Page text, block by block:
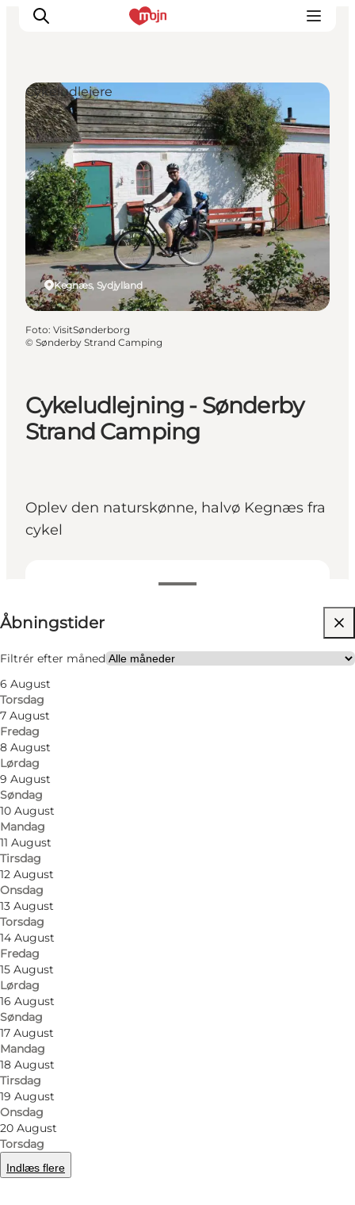
Oplevelser
Byer & Steder
Det sker
Overnatning
Planlæg din ferie
Booking
Cykeludlejning - Sønderby
Strand Camping
Oplev den naturskønne, halvø Kegnæs fra
cykel
Åbningstider
Filtrér efter måned
6 August
Torsdag
7 August
Fredag
8 August
Lørdag
9 August
Søndag
10 August
Mandag
11 August
Tirsdag
12 August
Onsdag
13 August
Torsdag
14 August
Fredag
15 August
Lørdag
16 August
Søndag
17 August
Mandag
18 August
Tirsdag
19 August
Onsdag
20 August
Torsdag
Indlæs flere
Besøg hjemmeside
Børn, Venner, Min partner, Mig selv
Kegnæs, Sydjylland
Cykeludlejere
Foto: VisitSønderborg
© Sønderby Strand Camping
Foto
©Sønderby Strand Camping
Hos os kan du leje voksencykler, børnecykler,
cykeltrailer, barnesæde og hjelme.